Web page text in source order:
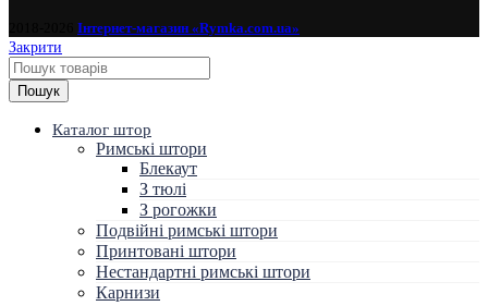
Інтернет-магазин «Rymka.com.ua»
Закрити
Пошук
Каталог штор
Римські штори
Блекаут
З тюлі
З рогожки
Подвійні римські штори
Принтовані штори
Нестандартні римські штори
Карнизи